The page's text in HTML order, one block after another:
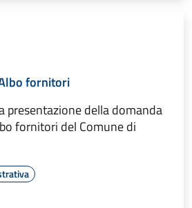
fornitori
presentazione della domanda
fornitori del Comune di